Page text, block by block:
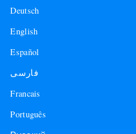
Deutsch
English
Español
فارسی
Francais
Português